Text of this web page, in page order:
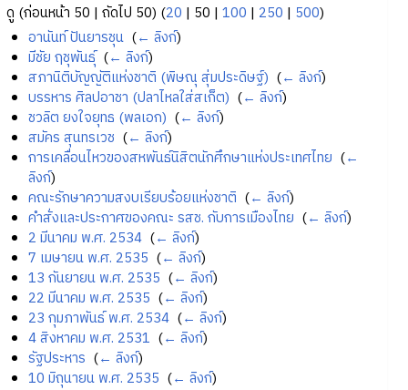
ดู (ก่อนหน้า 50 | ถัดไป 50) (20 | 50 | 100 | 250 | 500)
อานันท์ ปันยารชุน (← ลิงก์)
มีชัย ฤชุพันธุ์‎ (← ลิงก์)
สภานิติบัญญัติแห่งชาติ (พิษณุ สุ่มประดิษฐ์) (← ลิงก์)
บรรหาร ศิลปอาชา (ปลาไหลใส่สเก็ต) (← ลิงก์)
ชวลิต ยงใจยุทธ (พลเอก) (← ลิงก์)
สมัคร สุนทรเวช (← ลิงก์)
การเคลื่อนไหวของสหพันธ์นิสิตนักศึกษาแห่งประเทศไทย (←
ลิงก์)
คณะรักษาความสงบเรียบร้อยแห่งชาติ (← ลิงก์)
คำสั่งและประกาศของคณะ รสช. กับการเมืองไทย (← ลิงก์)
2 มีนาคม พ.ศ. 2534 (← ลิงก์)
7 เมษายน พ.ศ. 2535 (← ลิงก์)
13 กันยายน พ.ศ. 2535 (← ลิงก์)
22 มีนาคม พ.ศ. 2535 (← ลิงก์)
23 กุมภาพันธ์ พ.ศ. 2534 (← ลิงก์)
4 สิงหาคม พ.ศ. 2531 (← ลิงก์)
รัฐประหาร (← ลิงก์)
10 มิถุนายน พ.ศ. 2535 (← ลิงก์)